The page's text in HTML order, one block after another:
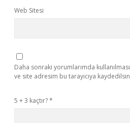
Web Sitesi
Daha sonraki yorumlarımda
ve site adresim bu tarayıcıya
5 + 3 kaçtır?*